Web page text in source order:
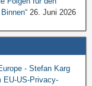
26. Juni 2026
- Stefan Karg
EU-US-Privacy-